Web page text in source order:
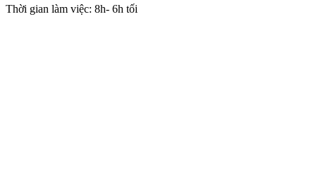
Thời gian làm việc: 8h- 6h tối